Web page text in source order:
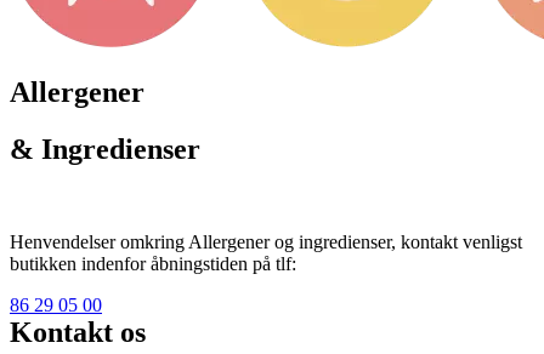
Allergener
& Ingredienser
Henvendelser omkring Allergener og ingredienser, kontakt venligst
butikken indenfor åbningstiden på tlf:
86 29 05 00
Kontakt os